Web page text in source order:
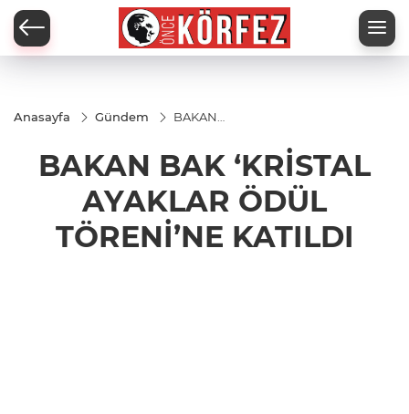
Anasayfa Gündem
BAKAN
AYAKLAR
ÖDÜL
TÖRENİ’NE
KATILDI
BAKAN BAK ‘KRİSTAL
AYAKLAR ÖDÜL
TÖRENİ’NE KATILDI